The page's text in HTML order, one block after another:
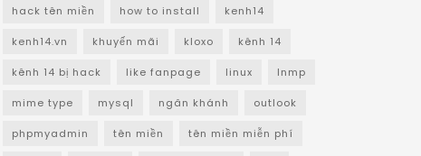
hack tên miền how to install kenh14
kenh14.vn khuyến mãi kloxo kênh 14
kênh 14 bị hack like fanpage linux lnmp
mime type mysql ngân khánh outlook
phpmyadmin tên miền tên miền miễn phí